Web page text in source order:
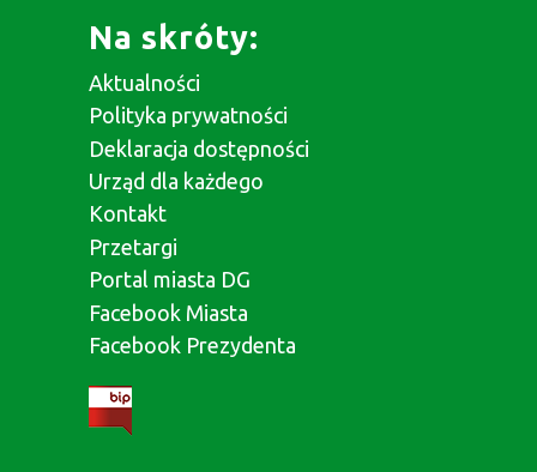
Na skróty:
Aktualności
Polityka prywatności
Deklaracja dostępności
Urząd dla każdego
Kontakt
Przetargi
Portal miasta DG
Facebook Miasta
Facebook Prezydenta